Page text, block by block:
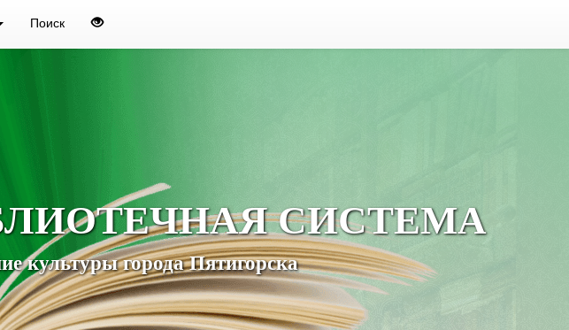
Поиск
СИСТЕМА
культуры города Пятигорска